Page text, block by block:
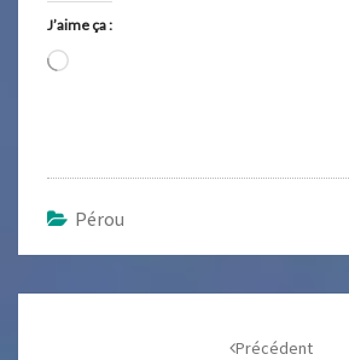
J’aime ça :
Chargement…
Pérou
Précédent